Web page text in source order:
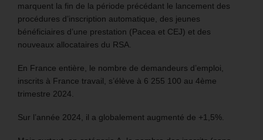
marquent la fin de la période précédant le lancement des
procédures d’inscription automatique, des jeunes
bénéficiaires d’une prestation (Pacea et CEJ) et des
nouveaux allocataires du RSA.
En France entière, le nombre de demandeurs d’emploi,
inscrits à France travail, s’élève à 6 255 100 au 4ème
trimestre 2024.
Sur l’année 2024, il a globalement augmenté de +1,5%.